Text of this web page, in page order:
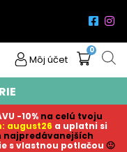
Môj účet
0
-10% na celú tvoju
august26 a uplatni si
najpredávanejších
s vlastnou potlačou 🙂